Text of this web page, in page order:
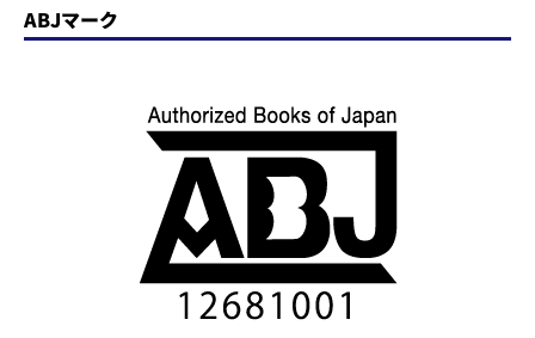
ABJマーク